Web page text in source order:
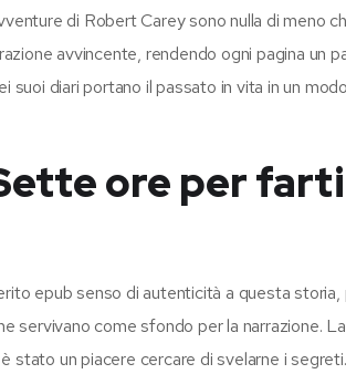
di Robert Carey sono nulla di meno
avvincente, rendendo ogni pagina un
diari portano il passato in vita in un
ore per farti
epub senso di autenticità a questa
servivano come sfondo per la narrazione.
un piacere cercare di svelarne i